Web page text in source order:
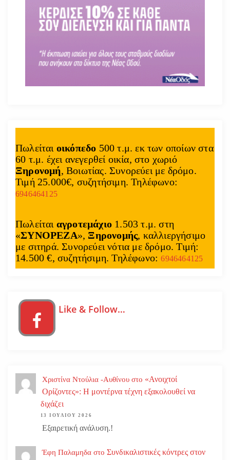
Πωλείται οικόπεδο 500 τ.μ. εκ των οποίων στα
60 τ.μ. έχει ανεγερθεί οικία, στο χωριό
Ξηρονομή, Βοιωτίας. Συνορεύει με δρόμο.
Τιμή 25.000€, συζητήσιμη. Τηλέφωνο:
6946464125
Πωλείται αγροτεμάχιο 1.503 τ.μ. στη
«ΣΥΝΟΡΕΖΑ», Ξηρονομής, καλλιεργήσιμο
με σιτηρά. Συνορεύει νότια με δρόμο. Τιμή:
14.500 €, συζητήσιμη. Τηλέφωνο:6946464125
Like & Follow…
Χριστίνα Ντούλια -Αυθίνου στο «Ανοιχτοί
Ορίζοντες»: Η μοντέρνα τέχνη εξακολουθεί να
διχάζει
13 ΙΟΥΛΊΟΥ 2026
Εξαιρετική ανάλυση.!
Έφη Παλαμηδα στο Συνδικαλιστικές κόντρες στον